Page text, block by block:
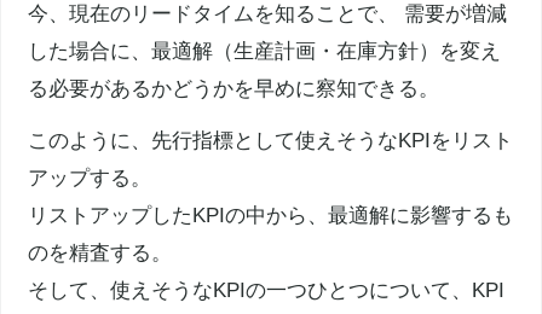
今、現在のリードタイムを知ることで、 需要が増減
した場合に、最適解（生産計画・在庫方針）を変え
る必要があるかどうかを早めに察知できる。
このように、先行指標として使えそうなKPIをリスト
アップする。
リストアップしたKPIの中から、最適解に影響するも
のを精査する。
そして、使えそうなKPIの一つひとつについて、KPI